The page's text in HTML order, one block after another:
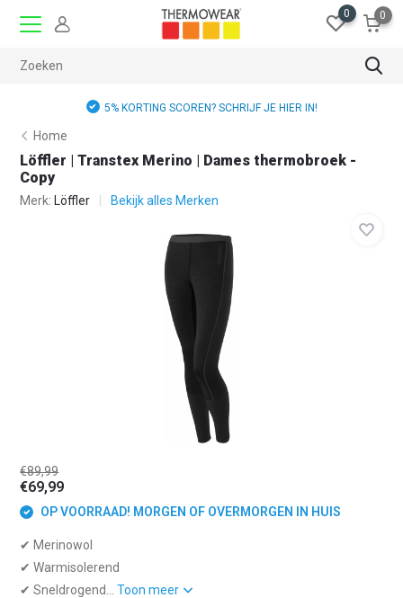
0 0
5% KORTING SCOREN? SCHRIJF JE HIER IN!
Home
Löffler | Transtex Merino | Dames thermobroek -
Copy
Merk: Löffler Bekijk alles Merken
€89,99
€69,99
OP VOORRAAD! MORGEN OF OVERMORGEN IN HUIS
✔ Merinowol
✔ Warmisolerend
✔ Sneldrogend...Toon meer